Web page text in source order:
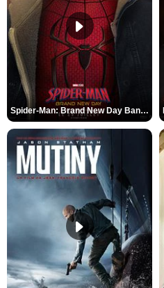
Spider-Man: Brand New Day Bande-annonce VO STFR